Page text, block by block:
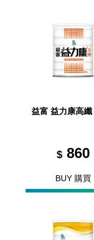
$860
BUY 購買